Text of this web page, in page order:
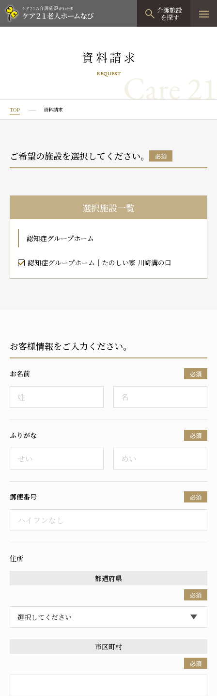
介護施設
を探す
見学予約
有料老人ホームTOP
プレザングラン
プレザンメゾン
有料老人ホームとは
グループホーム
たのしい家
認知症対応型グループホームとは
認知症のおはなし
小規模多機能型居宅介護TOP
たのしい家
小規模多機能型居宅介護とは
0120-944
お問い合わせフォーム
ご入居までの流れ
介護保険の仕組み
FAQ
運営会社
プライバシーポリシー
採用情報
資料請求
REQUEST Care 21
TOP 資料請求
ご希望の施設を選択してください。 必須
選択施設一覧
認知症グループホーム
認知症グループホーム｜たのしい家 川崎溝の口
お客様情報をご入力ください。
お名前 必須
ふりがな 必須
郵便番号 必須
住所
都道府県
必須
市区町村
必須